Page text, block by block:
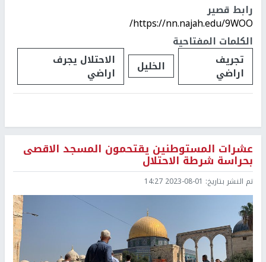
رابط قصير
https://nn.najah.edu/9WOO/
الكلمات المفتاحية
تجريف
اراضي الخليل الاحتلال يجرف
اراضي
عشرات المستوطنين يقتحمون المسجد الاقصى
بحراسة شرطة الاحتلال
تم النشر بتاريخ: 2023-08-01 14:27